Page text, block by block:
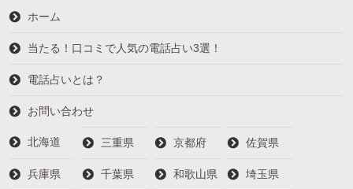
ホーム
当たる！口コミで人気の電話占い3選！
電話占いとは？
お問い合わせ
北海道 三重県 京都府 佐賀県
兵庫県 千葉県 和歌山県 埼玉県